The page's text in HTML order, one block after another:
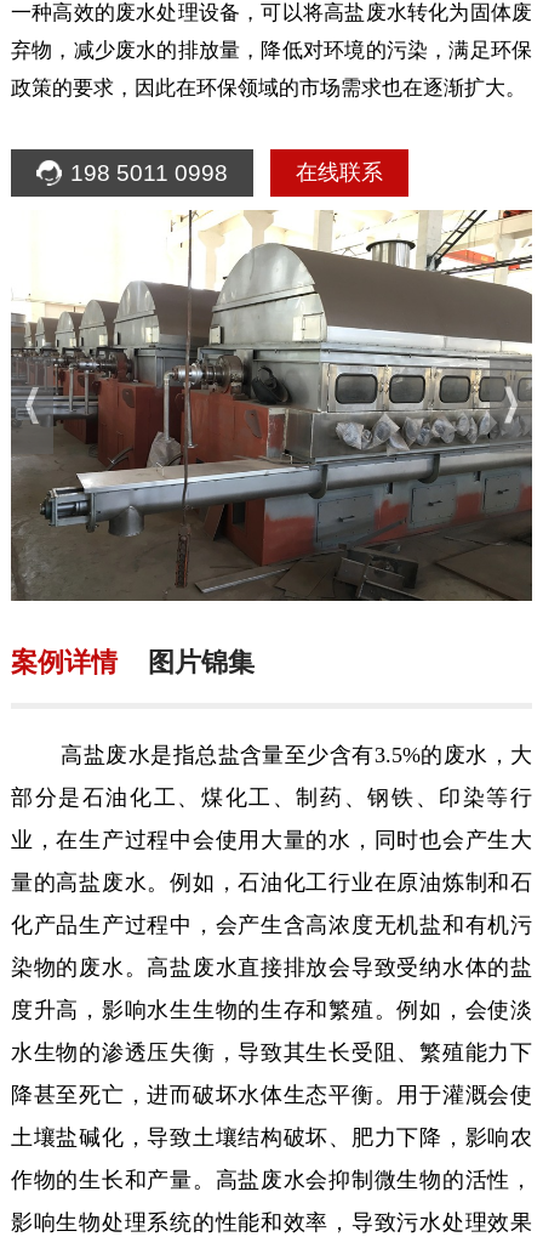
一种高效的废水处理设备，可以将高盐废水转化为固体废
弃物，减少废水的排放量，降低对环境的污染，满足环保
政策的要求，因此在环保领域的市场需求也在逐渐扩大。
198 5011 0998 在线联系
案例详情 图片锦集
高盐废水是指总盐含量至少含有3.5%的废水，大
部分是石油化工、煤化工、制药、钢铁、印染等行
业，在生产过程中会使用大量的水，同时也会产生大
量的高盐废水。例如，石油化工行业在原油炼制和石
化产品生产过程中，会产生含高浓度无机盐和有机污
染物的废水。高盐废水直接排放会导致受纳水体的盐
度升高，影响水生生物的生存和繁殖。例如，会使淡
水生物的渗透压失衡，导致其生长受阻、繁殖能力下
降甚至死亡，进而破坏水体生态平衡。用于灌溉会使
土壤盐碱化，导致土壤结构破坏、肥力下降，影响农
作物的生长和产量。高盐废水会抑制微生物的活性，
影响生物处理系统的性能和效率，导致污水处理效果